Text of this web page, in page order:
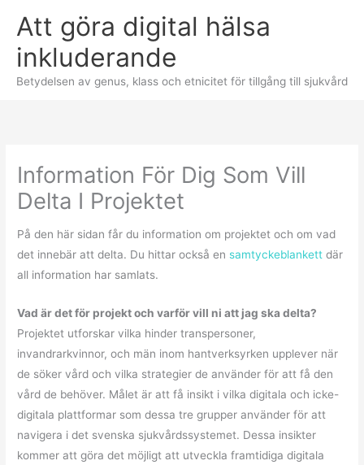
content
Att göra digital hälsa
inkluderande
Betydelsen av genus, klass och etnicitet för tillgång till sjukvård
Information För Dig Som Vill
Delta I Projektet
På den här sidan får du information om projektet och om vad
det innebär att delta. Du hittar också ensamtyckeblankett där
all information har samlats.
Vad är det för projekt och varför vill ni att jag ska delta?
Projektet utforskar vilka hinder transpersoner,
invandrarkvinnor, och män inom hantverksyrken upplever när
de söker vård och vilka strategier de använder för att få den
vård de behöver. Målet är att få insikt i vilka digitala och icke-
digitala plattformar som dessa tre grupper använder för att
navigera i det svenska sjukvårdssystemet. Dessa insikter
kommer att göra det möjligt att utveckla framtidiga digitala